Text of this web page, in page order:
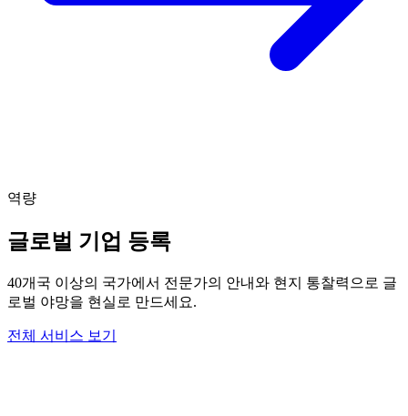
역량
글로벌 기업 등록
40개국 이상의 국가에서 전문가의 안내와 현지 통찰력으로 글
로벌 야망을 현실로 만드세요.
전체 서비스 보기